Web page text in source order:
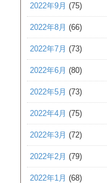
2022年9月 (75)
2022年8月 (66)
2022年7月 (73)
2022年6月 (80)
2022年5月 (73)
2022年4月 (75)
2022年3月 (72)
2022年2月 (79)
2022年1月 (68)